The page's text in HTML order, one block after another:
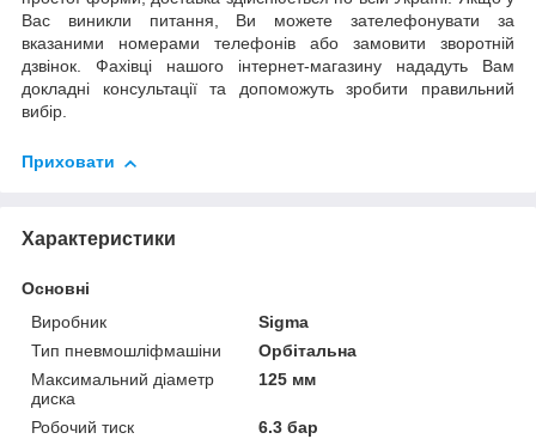
Вас виникли питання, Ви можете зателефонувати за
вказаними номерами телефонів або замовити зворотній
дзвінок. Фахівці нашого інтернет-магазину нададуть Вам
докладні консультації та допоможуть зробити правильний
вибір.
Приховати
Характеристики
Основні
Виробник
Sigma
Тип пневмошліфмашіни
Орбітальна
Максимальний діаметр
диска
125 мм
Робочий тиск
6.3 бар